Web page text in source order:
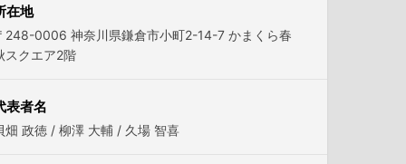
在地
248-0006 神奈川県鎌倉市小町2-14-7 かまくら春
スクエア2階
表者名
畑 政徳 / 柳澤 大輔 / 久場 智喜